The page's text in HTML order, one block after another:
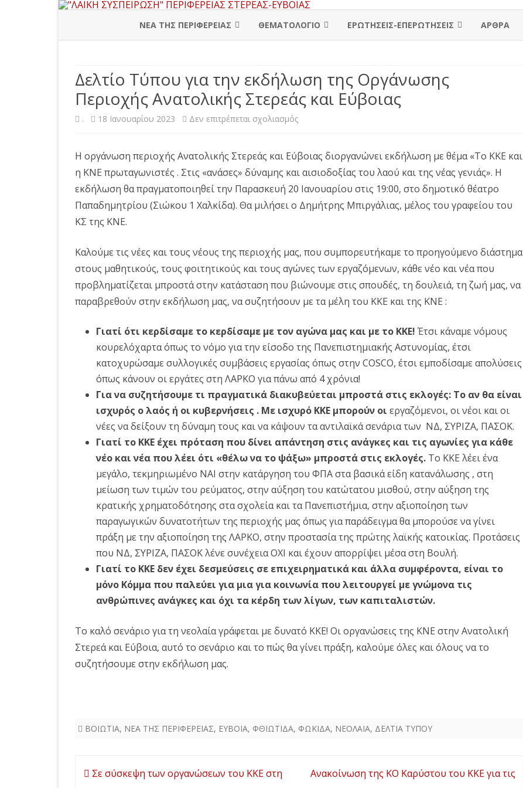
to
ΝΕΑ ΤΗΣ ΠΕΡΙΦΕΡΕΙΑΣ
ΒΟΙΩΤΙΑ Δ. ΛΙΒΑΔΕΙΑΣ
Δ. ΟΡΧΟΜΕΝΟΥ
Δ. ΑΡΑΧΩΒΑΣ-ΔΙΣΤΟΜΟΥ
Δ. ΘΗΒΑΣ
Δ. ΤΑΝΑΓΡΑΣ
ΕΥΒΟΙΑ Δ. ΧΑΛΚΙΔΑΣ
Δ. ΔΙΡΦΥΩΝ-ΜΕΣΣΑΠΙΩΝ
Δ. ΙΣΤΙΑΙΑΣ-ΑΙΔΗΨΟΥ
Δ. ΚΑΡΥΣΤΟΥ
Δ. ΣΚΥΡΟΥ
ΕΥΡΥΤΑΝΙΑ Δ. ΚΑΡΠΕΝΗΣΙΟΥ
Δ. ΑΜΦΙΚΛΕΙΑΣ-ΕΛΑΤΕΙΑΣ
Δ. ΔΟΜΟΚΟΥ
Δ. ΜΩΛΟΥ-ΑΓ.ΚΩΝ/ΝΟΥ
Δ. ΣΤΥΛΙΔΑΣ
ΦΩΚΙΔΑ Δ. ΔΕΛΦΩΝ
Δ. ΔΩΡΙΔΑΣ
ΘΕΜΑΤΟΛΟΓΙΟ
ΕΡΓΑΖΟΜΕΝΟΙ
ΣΥΝΤΑΞΙΟΥΧΟΙ
ΓΥΝΑΙΚΕΣ
ΟΙΚΟΝΟΜΙΑ
ΠΟΛΙΤΙΚΗ
ΠΕΡΙΒΑΛΛΟΝ
ΕΠΙΣΤΗΜΗ
ΑΘΛΗΤΙΣΜΟΣ
ΕΥΡΩΠΑΪΚΗ ΕΝΩΣΗ
ΑΝΑΔΡΟΜΕΣ ΣΤΗΝ
ΠΡΟΣΦΑΤΗ ΙΣΤΟΡΙΑ
ΕΡΩΤΗΣΕΙΣ-ΕΠΕΡΩΤΗΣΕΙΣ
ΕΛΛΗΝΙΚΗ ΒΟΥΛΗ
ΕΥΡΩΒΟΥΛΗ
ΑΡΘΡΑ
Δελτίο Τύπου για την εκδήλωση της Οργάνωσης
Περιοχής Ανατολικής Στερεάς και Εύβοιας
. 18 Ιανουαρίου 2023 Δεν επιτρέπεται σχολιασμόςστο
Τύπου
για
την
Οργάνωσης
Περιοχής
Ανατολικής
και
Εύβοιας
Η οργάνωση περιοχής Ανατολικής Στερεάς και Εύβοιας διοργανώνει εκδήλωση με θέμα «Το ΚΚΕ και
η ΚΝΕ πρωταγωνιστές . Στις «ανάσες» δύναμης και αισιοδοξίας του λαού και της νέας γενιάς». Η
εκδήλωση θα πραγματοποιηθεί την Παρασκευή 20 Ιανουαρίου στις 19:00, στο δημοτικό θέατρο
Παπαδημητρίου (Σιώκου 1 Χαλκίδα). Θα μιλήσει ο Δημήτρης Μπιργάλιας, μέλος του γραφείου του
ΚΣ της ΚΝΕ.
Καλούμε τις νέες και τους νέους της περιοχής μας, που συμπορευτήκαμε το προηγούμενο διάστημα
στους μαθητικούς, τους φοιτητικούς και τους αγώνες των εργαζόμενων, κάθε νέο και νέα που
προβληματίζεται μπροστά στην κατάσταση που βιώνουμε στις σπουδές, τη δουλειά, τη ζωή μας, να
παραβρεθούν στην εκδήλωση μας, να συζητήσουν με τα μέλη του ΚΚΕ και της ΚΝΕ :
Γιατί ότι κερδίσαμε το κερδίσαμε με τον αγώνα μας και με το ΚΚΕ! Έτσι κάναμε νόμους
κουρελόχαρτα όπως το νόμο για την είσοδο της Πανεπιστημιακής Αστυνομίας, έτσι
κατοχυρώσαμε συλλογικές συμβάσεις εργασίας όπως στην COSCO, έτσι εμποδίσαμε απολύσεις
όπως κάνουν οι εργάτες στη ΛΑΡΚΟ για πάνω από 4 χρόνια!
Για να συζητήσουμε τι πραγματικά διακυβεύεται μπροστά στις εκλογές: Το αν θα είναι
ισχυρός ο λαός ή οι κυβερνήσεις . Με ισχυρό ΚΚΕ μπορούν οι εργαζόμενοι, οι νέοι και οι
νέες να δείξουν τη δύναμη τους και να κάψουν τα αντιλαϊκά σενάρια των ΝΔ, ΣΥΡΙΖΑ, ΠΑΣΟΚ.
Γιατί το ΚΚΕ έχει πρόταση που δίνει απάντηση στις ανάγκες και τις αγωνίες για κάθε
νέο και νέα που λέει ότι «θέλω να το ψάξω» μπροστά στις εκλογές. Το ΚΚΕ λέει ένα
μεγάλο, τεκμηριωμένο ΝΑΙ στην κατάργηση του ΦΠΑ στα βασικά είδη κατανάλωσης , στη
μείωση των τιμών του ρεύματος, στην αύξηση του κατώτατου μισθού, στην αύξηση της
κρατικής χρηματοδότησης στα σχολεία και τα Πανεπιστήμια, στην αξιοποίηση των
παραγωγικών δυνατοτήτων της περιοχής μας όπως για παράδειγμα θα μπορούσε να γίνει
πράξη με την αξιοποίηση της ΛΑΡΚΟ, στην προστασία της πρώτης λαϊκής κατοικίας. Προτάσεις
που ΝΔ, ΣΥΡΙΖΑ, ΠΑΣΟΚ λένε συνέχεια ΟΧΙ και έχουν απορρίψει μέσα στη Βουλή.
Γιατί το ΚΚΕ δεν έχει δεσμεύσεις σε επιχειρηματικά και άλλα συμφέροντα, είναι το
μόνο Κόμμα που παλεύει για μια για κοινωνία που λειτουργεί με γνώμονα τις
ανθρώπινες ανάγκες και όχι τα κέρδη των λίγων, των καπιταλιστών.
Το καλό σενάριο για τη νεολαία γράφεται με δυνατό ΚΚΕ! Οι οργανώσεις της ΚΝΕ στην Ανατολική
Στερεά και Εύβοια, αυτό το σενάριο και το πώς θα γίνει πράξη, καλούμε όλες και όλους να το
συζητήσουμε στην εκδήλωση μας.
ΒΟΙΩΤΙΑ, ΝΕΑ ΤΗΣ ΠΕΡΙΦΕΡΕΙΑΣ, ΕΥΒΟΙΑ, ΦΘΙΩΤΙΔΑ, ΦΩΚΙΔΑ, ΝΕΟΛΑΙΑ, ΔΕΛΤΙΑ ΤΥΠΟΥ
Πλοήγηση
Σε σύσκεψη των οργανώσεων του ΚΚΕ στη
Ανακοίνωση της ΚΟ Καρύστου του ΚΚΕ για τις